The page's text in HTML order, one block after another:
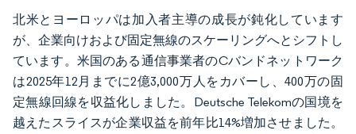
北米とヨーロッパは加入者主導の成長が鈍化しています
が、企業向けおよび固定無線のスケーリングへとシフトし
ています。米国のある通信事業者のCバンドネットワーク
は2025年12月までに2億3,000万人をカバーし、400万の固
定無線回線を収益化しました。Deutsche Telekomの国境を
越えたスライスが企業収益を前年比14%増加させました。